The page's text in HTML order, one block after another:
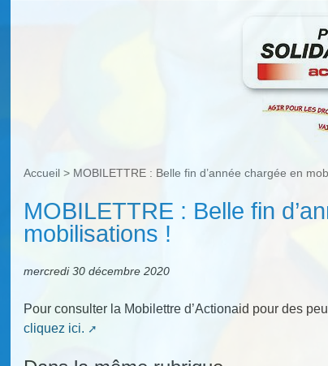
Accueil > MOBILETTRE : Belle fin d’année chargée en
MOBILETTRE : Belle fin
mobilisations !
mercredi 30 décembre 2020
Pour consulter la Mobilettre d’Actionaid pour des
cliquez ici.